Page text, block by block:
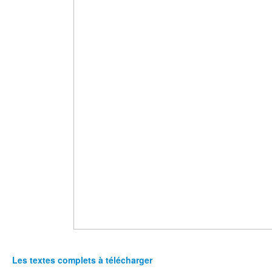
Les textes complets à télécharger